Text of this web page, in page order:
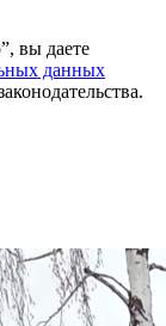
вы даете
данных